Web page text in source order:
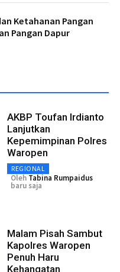
Ketahanan Pangan
Pangan Dapur
AKBP Toufan Irdianto
Lanjutkan
Kepemimpinan Polres
Waropen
REGIONAL
Oleh Tabina Rumpaidus
baru saja
Malam Pisah Sambut
Kapolres Waropen
Penuh Haru
Kehangatan